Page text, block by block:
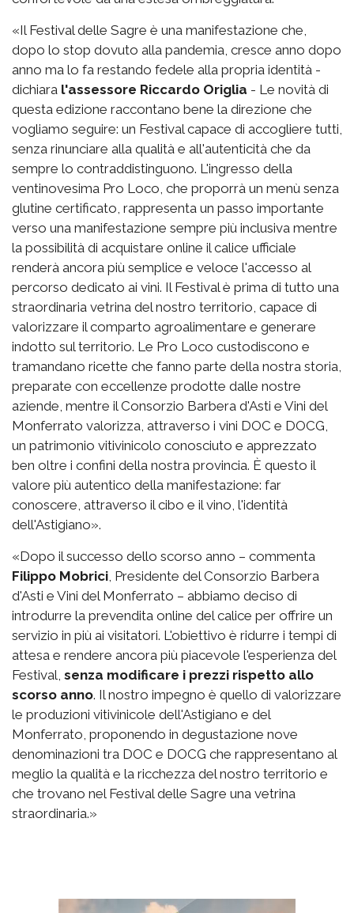
«Il Festival delle Sagre è una manifestazione che,
dopo lo stop dovuto alla pandemia, cresce anno dopo
anno ma lo fa restando fedele alla propria identità -
dichiara l'assessore Riccardo Origlia - Le novità di
questa edizione raccontano bene la direzione che
vogliamo seguire: un Festival capace di accogliere tutti,
senza rinunciare alla qualità e all'autenticità che da
sempre lo contraddistinguono. L'ingresso della
ventinovesima Pro Loco, che proporrà un menù senza
glutine certificato, rappresenta un passo importante
verso una manifestazione sempre più inclusiva mentre
la possibilità di acquistare online il calice ufficiale
renderà ancora più semplice e veloce l'accesso al
percorso dedicato ai vini. Il Festival è prima di tutto una
straordinaria vetrina del nostro territorio, capace di
valorizzare il comparto agroalimentare e generare
indotto sul territorio. Le Pro Loco custodiscono e
tramandano ricette che fanno parte della nostra storia,
preparate con eccellenze prodotte dalle nostre
aziende, mentre il Consorzio Barbera d'Asti e Vini del
Monferrato valorizza, attraverso i vini DOC e DOCG,
un patrimonio vitivinicolo conosciuto e apprezzato
ben oltre i confini della nostra provincia. È questo il
valore più autentico della manifestazione: far
conoscere, attraverso il cibo e il vino, l'identità
dell'Astigiano».
«Dopo il successo dello scorso anno – commenta
Filippo Mobrici , Presidente del Consorzio Barbera
d'Asti e Vini del Monferrato – abbiamo deciso di
introdurre la prevendita online del calice per offrire un
servizio in più ai visitatori. L'obiettivo è ridurre i tempi di
attesa e rendere ancora più piacevole l'esperienza del
Festival, senza modificare i prezzi rispetto allo
scorso anno. Il nostro impegno è quello di valorizzare
le produzioni vitivinicole dell'Astigiano e del
Monferrato, proponendo in degustazione nove
denominazioni tra DOC e DOCG che rappresentano al
meglio la qualità e la ricchezza del nostro territorio e
che trovano nel Festival delle Sagre una vetrina
straordinaria.»